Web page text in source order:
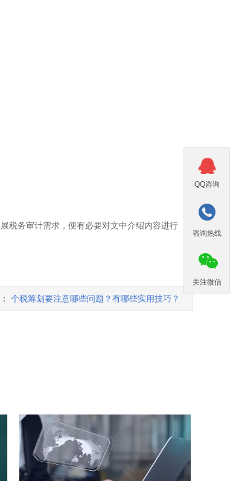
税务审计需求，便有必要对文中介绍内容进行
个税筹划要注意哪些问题？有哪些实用技巧？

QQ咨询

咨询热线

关注微信